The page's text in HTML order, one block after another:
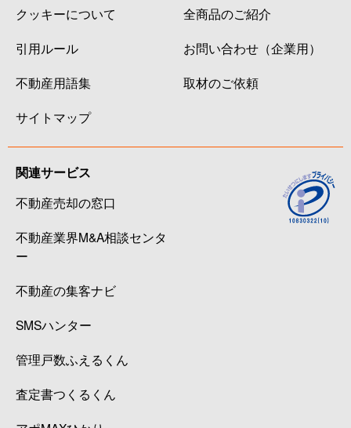
クッキーについて
引用ルール
不動産用語集
サイトマップ
全商品のご紹介
お問い合わせ（企業用）
取材のご依頼
関連サービス
不動産売却の窓口
不動産業界M&A相談センタ
ー
不動産の集客ナビ
SMSハンター
管理戸数ふえるくん
査定書つくるくん